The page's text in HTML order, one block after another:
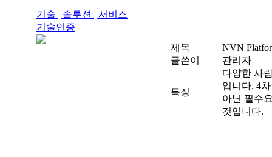
기술 | 솔루션 | 서비스
기술인증
제목
NVN
글쓴이
관리자
특징
다양한 사
입니다. 4
아닌 필수
것입니다.